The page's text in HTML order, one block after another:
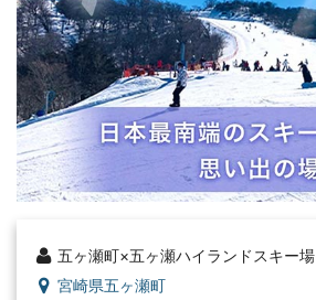
五ヶ瀬町×五ヶ瀬ハイランドスキー場
宮崎県五ヶ瀬町